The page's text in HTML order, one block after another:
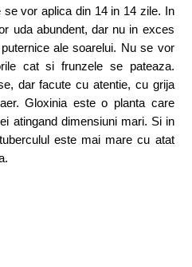
vor aplica din 14 in 14 zile. In
uda abundent, dar nu in exces
ale soarelui. Nu se vor
cat si frunzele se pateaza.
dar facute cu atentie, cu grija
Gloxinia este o planta care
atingand dimensiuni mari. Si in
este mai mare cu atat